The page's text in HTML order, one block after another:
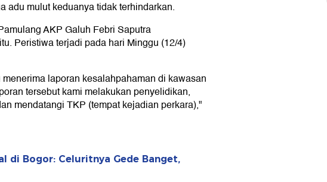
adu mulut keduanya tidak terhindarkan.
AKP Galuh Febri Saputra
Peristiwa terjadi pada hari Minggu (12/4)
laporan kesalahpahaman di kawasan
tersebut kami melakukan penyelidikan,
mendatangi TKP (tempat kejadian perkara),"
di Bogor: Celuritnya Gede Banget,